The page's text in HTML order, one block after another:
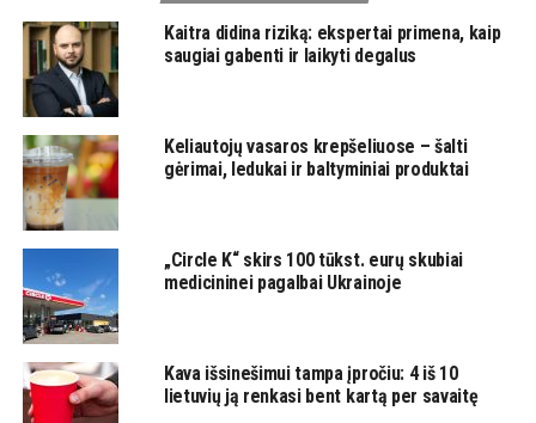
Kaitra didina riziką: ekspertai primena, kaip
saugiai gabenti ir laikyti degalus
Keliautojų vasaros krepšeliuose – šalti
gėrimai, ledukai ir baltyminiai produktai
„Circle K“ skirs 100 tūkst. eurų skubiai
medicininei pagalbai Ukrainoje
Kava išsinešimui tampa įpročiu: 4 iš 10
lietuvių ją renkasi bent kartą per savaitę